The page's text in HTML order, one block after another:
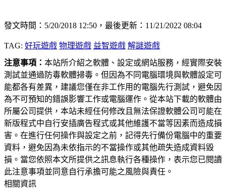
發文時間：5/20/2018 12:50，最後更新：11/21/2022 08:04
TAG: 好玩遊戲 物理遊戲 益智遊戲 解謎遊戲
注意事項： 本站所介紹之軟體、設定或網站服務，經實際安裝
測試並通過防毒軟體掃毒。但因為不同電腦環境與軟體設定可
能都各有差異，建議您僅在非工作用的電腦先行測試，避免因
為不可預知的錯誤影響工作或電腦運作。從本站下載的軟體由
所屬公司提供，本站未經任何修改且無法保證軟體公司可能在
新版程式中自行安插廣告程式或其他維護不當等因素而造成損
害。在進行任何操作與設定之前，記得先行備份電腦中的重要
資料，避免因為未依指示的不當操作或其他疏失造成資料毀
損。當您依照本文所提供之訊息執行各種操作，表示您已閱讀
此注意事項並同意自行承擔可能之風險與責任。
相關資訊